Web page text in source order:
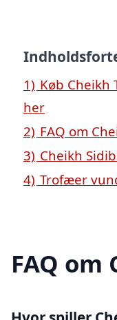
1) Køb Cheikh
her
2) FAQ om
3) Cheikh
4) Trofæer
FAQ om